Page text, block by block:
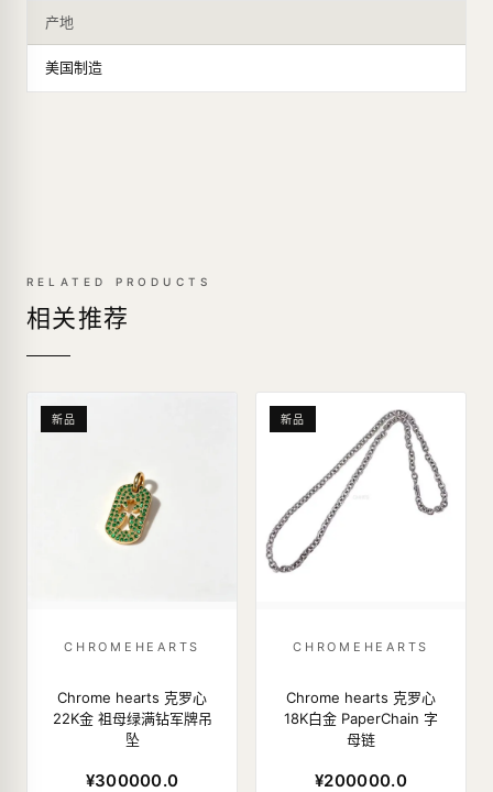
产地
美国制造
RELATED PRODUCTS
相关推荐
新品
CHROMEHEARTS
Chrome hearts 克罗心
22K金 祖母绿满钻军牌吊
坠
¥300000.0
新品
CHROMEHEARTS
Chrome hearts 克罗心
18K白金 PaperChain 字
母链
¥200000.0